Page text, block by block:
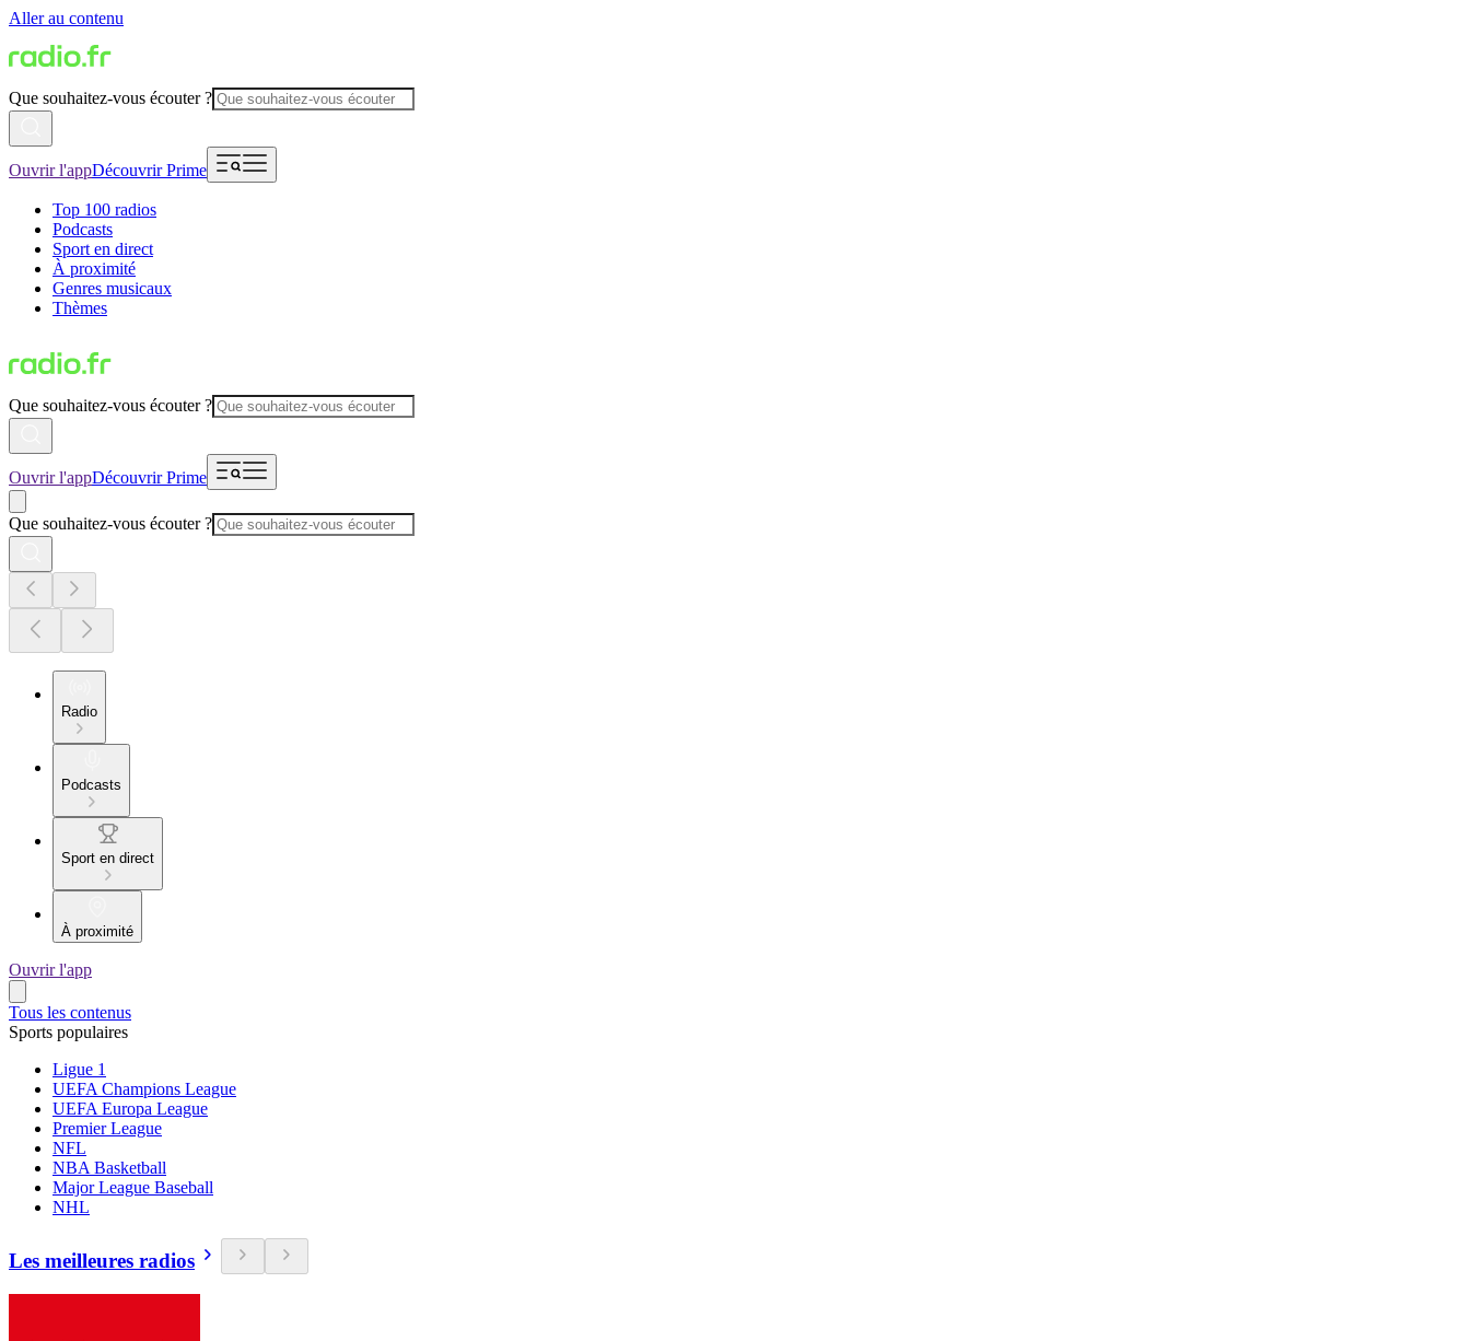
Aller au contenu
Que souhaitez-vous écouter ?
Ouvrir l'appDécouvrir Prime
Top 100 radios
Podcasts
Sport en direct
À proximité
Genres musicaux
Thèmes
Que souhaitez-vous écouter ?
Ouvrir l'appDécouvrir Prime
Que souhaitez-vous écouter ?
Radio
Podcasts
Sport en direct
À proximité
Ouvrir l'app
Tous les contenus
Sports populaires
Ligue 1
UEFA Champions League
UEFA Europa League
Premier League
NFL
NBA Basketball
Major League Baseball
NHL
Les meilleures radios